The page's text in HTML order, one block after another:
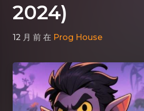
2024)
12 月 前 在 Prog House